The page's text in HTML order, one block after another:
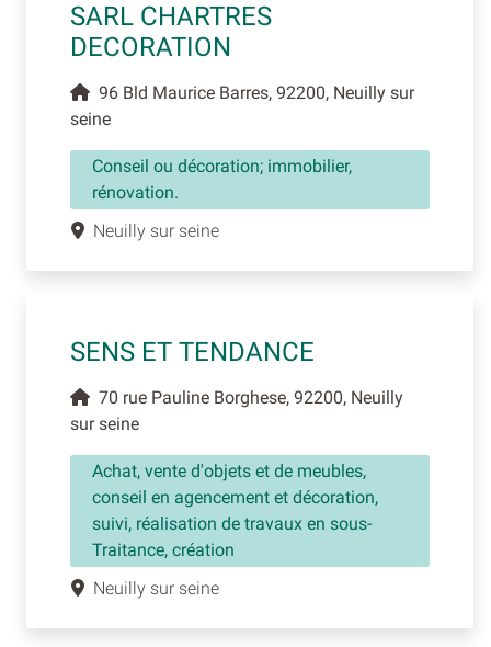
SARL CHARTRES
DECORATION
96 Bld Maurice Barres, 92200, Neuilly sur
seine
Conseil ou décoration; immobilier,
rénovation.
Neuilly sur seine
SENS ET TENDANCE
70 rue Pauline Borghese, 92200, Neuilly
sur seine
Achat, vente d'objets et de meubles,
conseil en agencement et décoration,
suivi, réalisation de travaux en sous-
Traitance, création
Neuilly sur seine